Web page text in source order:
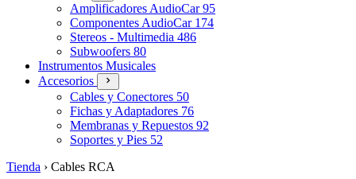
Amplificadores AudioCar95
Componentes AudioCar 174
Stereos - Multimedia 486
Subwoofers 80
Instrumentos Musicales
Accesorios
Cables y Conectores 50
Fichas y Adaptadores 76
Membranas y Repuestos 92
Soportes y Pies 52
Tienda › Cables RCA